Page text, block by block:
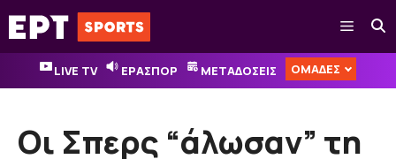
Μετάβαση
σε
περιεχόμενο
Μενού
LIVE TV ΕΡΑΣΠΟΡ ΜΕΤΑΔΟΣΕΙΣ ΟΜΑΔΕΣ
Οι Σπερς “άλωσαν” τη